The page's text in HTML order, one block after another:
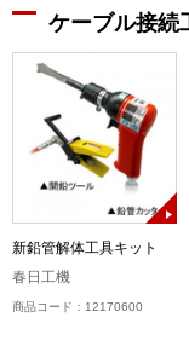
ケーブル接続
新鉛管解体工具キット
春日工機
商品コード：12170600